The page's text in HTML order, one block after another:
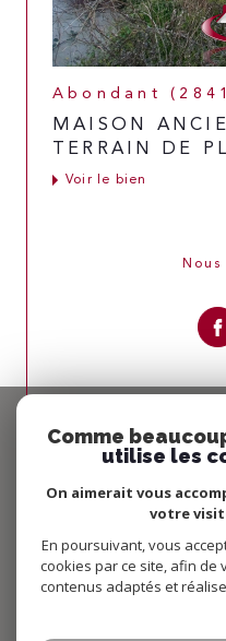
Abondant
MAISON
TERRAIN DE
Voir le bien
Se
Comme
utilise les
On aimerait vous
votre
En poursuivant, vous
cookies par ce site, afin de
contenus adaptés et